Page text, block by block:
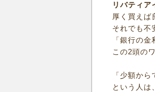
リバティア
厚く買えば
それでも不
「銀行の
この2頭の
「少額か
という人は、